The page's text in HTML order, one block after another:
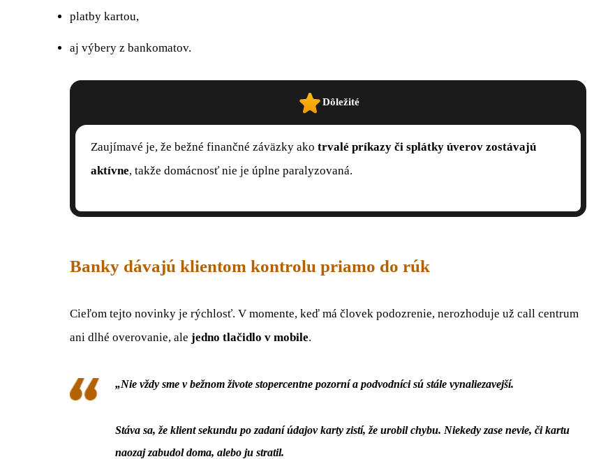
platby kartou,
aj výbery z bankomatov.
Dôležité
Zaujímavé je, že bežné finančné záväzky ako trvalé príkazy či splátky úverov zostávajú
aktívne, takže domácnosť nie je úplne paralyzovaná.
Banky dávajú klientom kontrolu priamo do rúk
Cieľom tejto novinky je rýchlosť. V momente, keď má človek podozrenie, nerozhoduje už call centrum
ani dlhé overovanie, ale jedno tlačidlo v mobile.
„Nie vždy sme v bežnom živote stopercentne pozorní a podvodníci sú stále vynaliezavejší.
Stáva sa, že klient sekundu po zadaní údajov karty zistí, že urobil chybu. Niekedy zase nevie, či kartu
naozaj zabudol doma, alebo ju stratil.